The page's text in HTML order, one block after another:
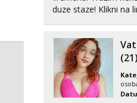
Tel:064/
Tel: 064/
tel:0,93€
duze staze! Klikni na link ispod i nadji me tamo,